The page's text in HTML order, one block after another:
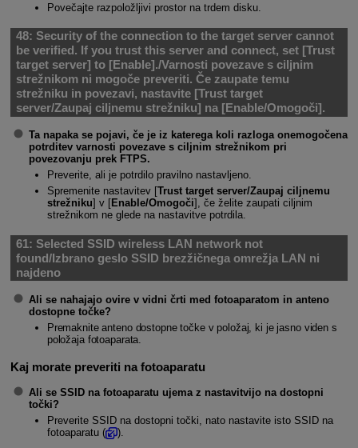
Povečajte razpoložljivi prostor na trdem disku.
48: Security of the connection to the target server cannot
be verified. If you trust this server and connect, set [Trust
target server] to [Enable]./Varnosti povezave s ciljnim
strežnikom ni mogoče preveriti. Če zaupate temu
strežniku in povezavi, nastavite [Trust target
server/Zaupaj ciljnemu strežniku] na [Enable/Omogoči].
Ta napaka se pojavi, če je iz katerega koli razloga onemogočena
potrditev varnosti povezave s ciljnim strežnikom pri
povezovanju prek FTPS.
Preverite, ali je potrdilo pravilno nastavljeno.
Spremenite nastavitev [Trust target server/Zaupaj ciljnemu
strežniku] v [Enable/Omogoči], če želite zaupati ciljnim
strežnikom ne glede na nastavitve potrdila.
61: Selected SSID wireless LAN network not
found/Izbrano geslo SSID brezžičnega omrežja LAN ni
najdeno
Ali se nahajajo ovire v vidni črti med fotoaparatom in anteno
dostopne točke?
Premaknite anteno dostopne točke v položaj, ki je jasno viden s
položaja fotoaparata.
Kaj morate preveriti na fotoaparatu
Ali se SSID na fotoaparatu ujema z nastavitvijo na dostopni
točki?
Preverite SSID na dostopni točki, nato nastavite isto SSID na
fotoaparatu (
).